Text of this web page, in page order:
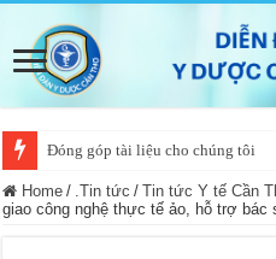
Đóng góp tài liệu cho chúng tôi
Home / .Tin tức / Tin tức Y tế Cần
giao công nghệ thực tế ảo, hỗ trợ